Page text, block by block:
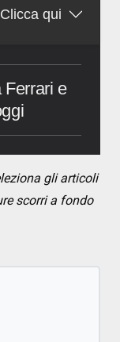
Clicca qui
e
gli articoli
scorri a fondo